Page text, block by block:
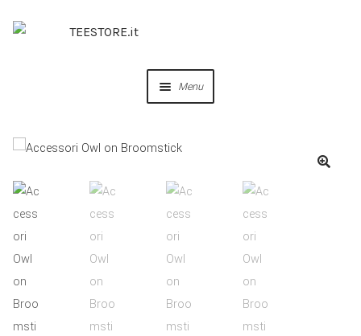
Menu
COLLABORAZIONI
IDEE REGALO
CREA IL TUO BRAND